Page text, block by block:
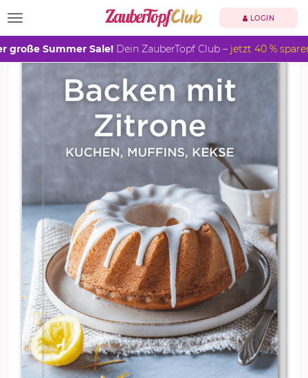
TOGGLE NAVIGATION LOGIN
große Summer Sale! Dein ZauberTopf Club – jetzt 40 %